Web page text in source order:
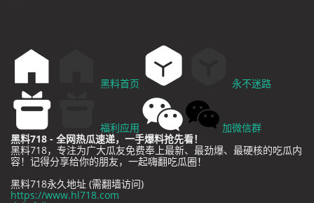
黑料首页 永不迷路
福利应用
加微信群
黑料718 - 全网热瓜速递，一手爆料抢先看！
黑料718，专注为广大瓜友免费奉上最新、最劲爆、最硬核的吃瓜内
容！记得分享给你的朋友，一起嗨翻吃瓜圈！
黑料718永久地址 (需翻墙访问)
https://www.hl718.com